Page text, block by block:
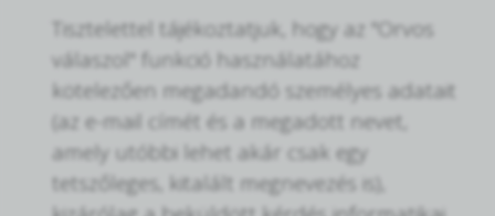
Tisztelettel tájékoztatjuk, hogy az "Orvos
válaszol" funkció használatához
kötelezően megadandó személyes adatait
(az e-mail címét és a megadott nevet,
amely utóbbi lehet akár csak egy
tetszőleges, kitalált megnevezés is),